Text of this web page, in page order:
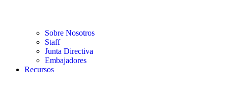
Sobre Nosotros
Staff
Junta Directiva
Embajadores
Recursos